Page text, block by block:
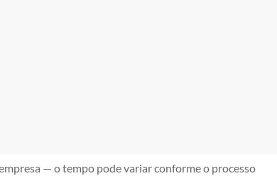
— o tempo pode variar conforme o processo